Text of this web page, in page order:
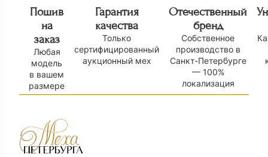
Пошив
на
заказ
Любая
модель
в вашем
размере
Гарантия
качества
Только
сертифицированный
аукционный мех
Отечественный
бренд
Собственное
производство в
Санкт-Петербурге
— 100%
локализация